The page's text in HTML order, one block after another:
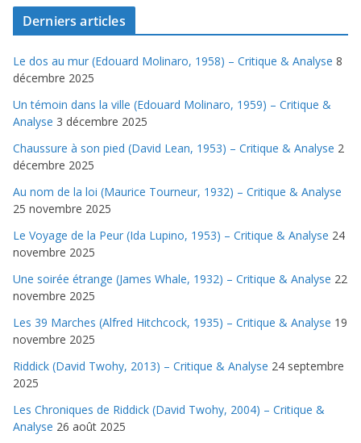
Derniers articles
Le dos au mur (Edouard Molinaro, 1958) – Critique & Analyse 8
décembre 2025
Un témoin dans la ville (Edouard Molinaro, 1959) – Critique &
Analyse 3 décembre 2025
Chaussure à son pied (David Lean, 1953) – Critique & Analyse 2
décembre 2025
Au nom de la loi (Maurice Tourneur, 1932) – Critique & Analyse
25 novembre 2025
Le Voyage de la Peur (Ida Lupino, 1953) – Critique & Analyse 24
novembre 2025
Une soirée étrange (James Whale, 1932) – Critique & Analyse 22
novembre 2025
Les 39 Marches (Alfred Hitchcock, 1935) – Critique & Analyse 19
novembre 2025
Riddick (David Twohy, 2013) – Critique & Analyse 24 septembre
2025
Les Chroniques de Riddick (David Twohy, 2004) – Critique &
Analyse 26 août 2025